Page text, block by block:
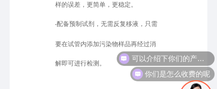
样的误差，更简单，更稳定。
•配备预制试剂，无需反复移液，只需
要在试管内添加污染物样品再经过消
解即可进行检测。
你们是怎么收费的呢